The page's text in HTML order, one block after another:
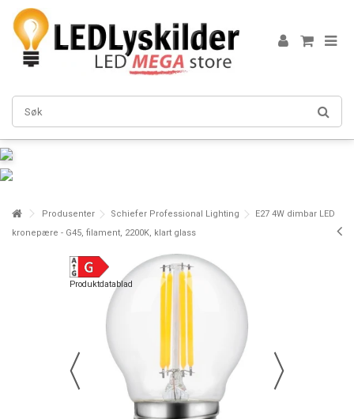
Produsenter Schiefer Professional Lighting
E27 4W dimbar LED
kronepære - G45, filament, 2200K, klart glass
Produktdatablad